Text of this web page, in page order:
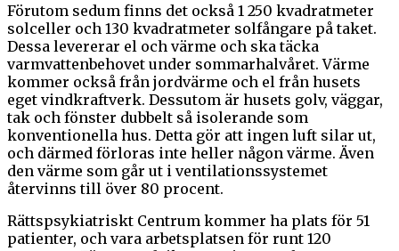
Förutom sedum finns det också 1 250 kvadratmeter
solceller och 130 kvadratmeter solfångare på taket.
Dessa levererar el och värme och ska täcka
varmvattenbehovet under sommarhalvåret. Värme
kommer också från jordvärme och el från husets
eget vindkraftverk. Dessutom är husets golv, väggar,
tak och fönster dubbelt så isolerande som
konventionella hus. Detta gör att ingen luft silar ut,
och därmed förloras inte heller någon värme. Även
den värme som går ut i ventilationssystemet
återvinns till över 80 procent.
Rättspsykiatriskt Centrum kommer ha plats för 51
patienter, och vara arbetsplatsen för runt 120